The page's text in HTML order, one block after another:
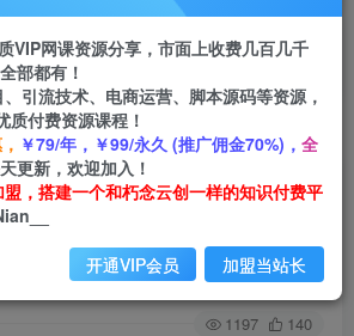
APP下载
GO
费 正文
卖编绳教程，小白也能日入
教程
关注 私信
1197 140
VIP网课资源分享，市面上收费几百几千
部都有！
引流技术、电商运营、脚本源码等资源，
付费资源课程！
￥79/年，￥99/永久 (推广佣金70%)， 全
更新，欢迎加入！
，搭建一个和朽念云创一样的知识付费平
开通VIP会员 加盟当站长